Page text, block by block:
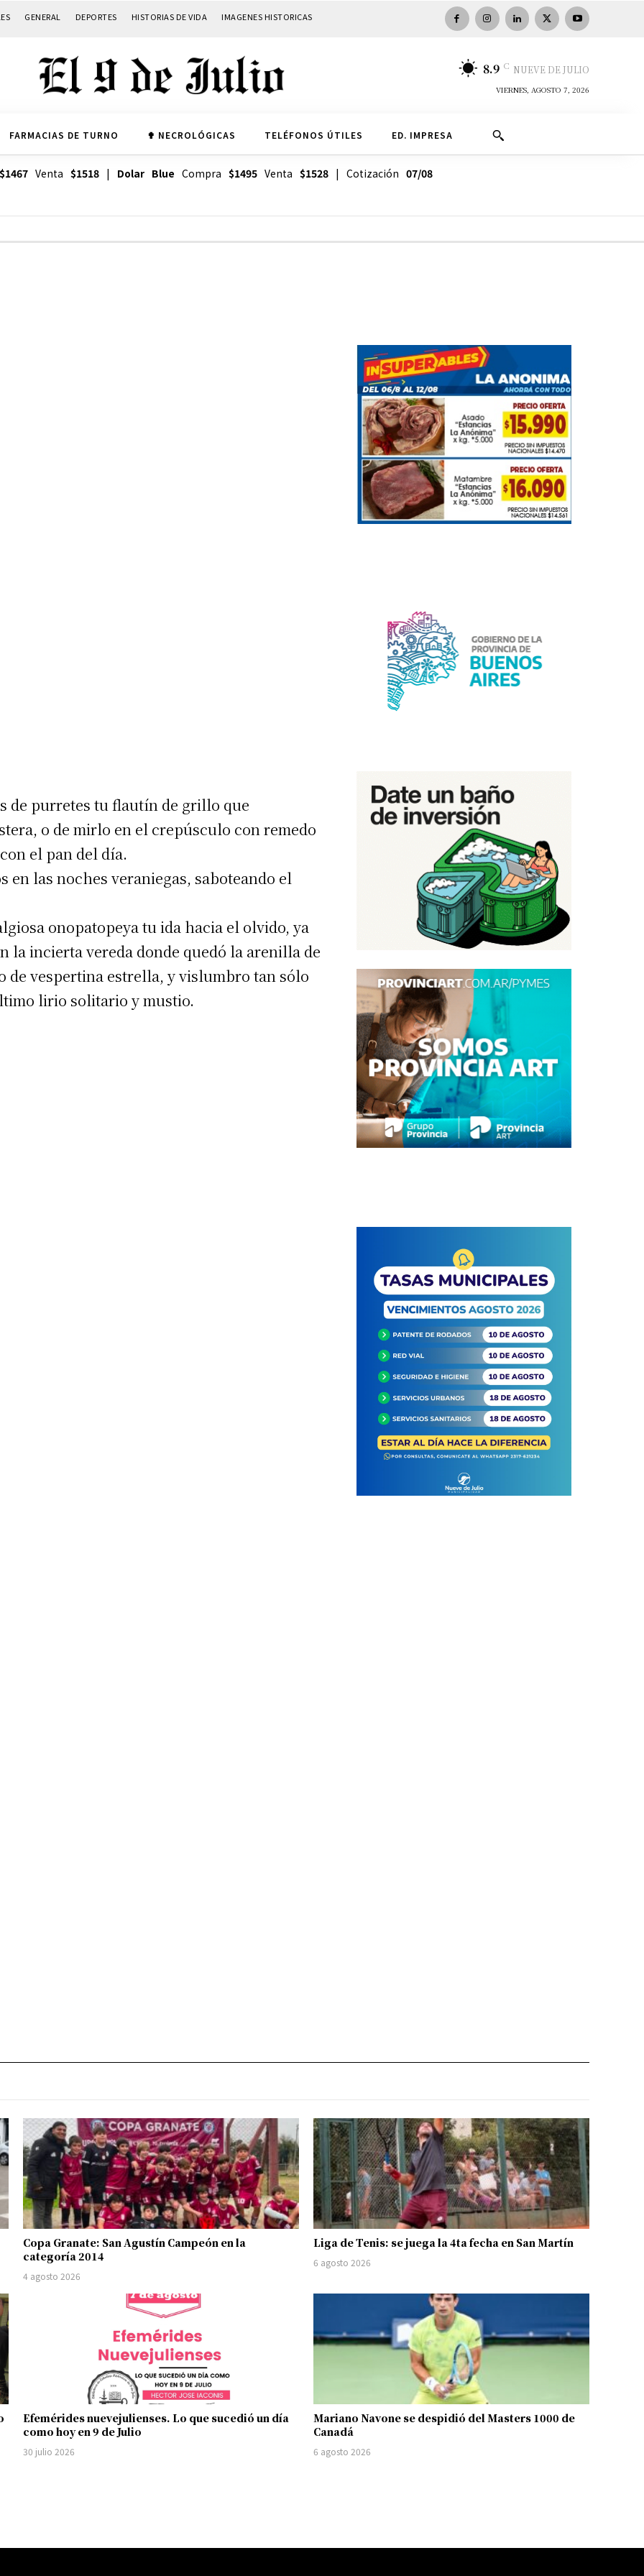
GENERAL DEPORTES HISTORIAS DE VIDA IMAGENES HISTORICAS
8.9 C NUEVE DE JULIO
VIERNES, AGOSTO 7, 2026
FARMACIAS DE TURNO ✟ NECROLÓGICAS TELÉFONOS ÚTILES ED. IMPRESA
$1467Venta $1518| Dolar Blue Compra $1495Venta $1528| Cotización 07/08
de purretes tu flautín de grillo que
o de mirlo en el crepúsculo con remedo
el pan del día.
las noches veraniegas, saboteando el
onopatopeya tu ida hacia el olvido, ya
la incierta vereda donde quedó la arenilla de
vespertina estrella, y vislumbro tan sólo
lirio solitario y mustio.
Copa Granate: San Agustín Campeón en la
categoría 2014
4 agosto 2026
Liga de Tenis: se juega la 4ta fecha en San Martín
6 agosto 2026
Efemérides nuevejulienses. Lo que sucedió un día
como hoy en 9 de Julio
30 julio 2026
Mariano Navone se despidió del Masters 1000 de
Canadá
6 agosto 2026